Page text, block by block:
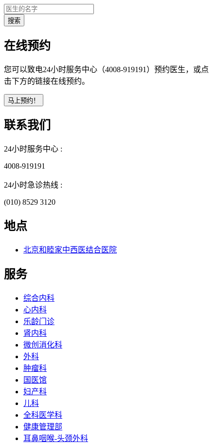
在线预约
您可以致电24小时服务中心（4008-919191）预约医生，或点
击下方的链接在线预约。
联系我们
24小时服务中心 :
4008-919191
24小时急诊热线 :
(010) 8529 3120
地点
北京和睦家中西医结合医院
服务
综合内科
心内科
乐龄门诊
肾内科
微创消化科
外科
肿瘤科
国医馆
妇产科
儿科
全科医学科
健康管理部
耳鼻咽喉-头颈外科